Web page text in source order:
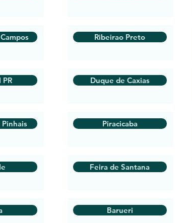
Pinhais
Ribeirao Preto
Duque de Caxias
Piracicaba
Feira de Santana
Barueri